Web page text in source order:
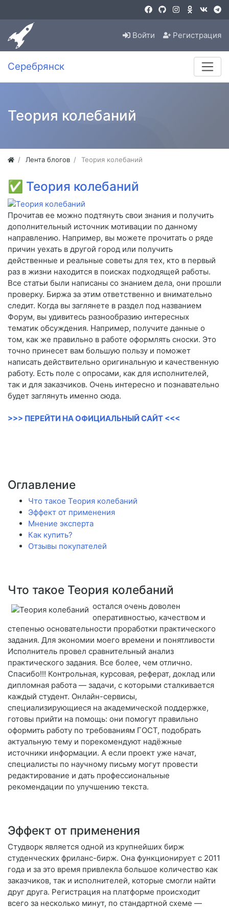
Войти Регистрация
Серебрянск
Теория колебаний
Лента блогов Теория колебаний
✅ Теория колебаний
Прочитав ее можно подтянуть свои знания и получить
дополнительный источник мотивации по данному
направлению. Например, вы можете прочитать о ряде
причин уехать в другой город или получить
действенные и реальные советы для тех, кто в первый
раз в жизни находится в поисках подходящей работы.
Все статьи были написаны со знанием дела, они прошли
проверку. Биржа за этим ответственно и внимательно
следит. Когда вы заглянете в раздел под названием
Форум, вы удивитесь разнообразию интересных
тематик обсуждения. Например, получите данные о
том, как же правильно в работе оформлять сноски. Это
точно принесет вам большую пользу и поможет
написать действительно оригинальную и качественную
работу. Есть поле с опросами, как для исполнителей,
так и для заказчиков. Очень интересно и познавательно
будет заглянуть именно сюда.
>>> ПЕРЕЙТИ НА ОФИЦИАЛЬНЫЙ САЙТ <<<
Оглавление
Что такое Теория колебаний
Эффект от применения
Мнение эксперта
Как купить?
Отзывы покупателей
Что такое Теория колебаний
остался очень доволен
оперативностью, качеством и
степенью основательности проработки практического
задания. Для экономии моего времени и понятливости
Исполнитель провел сравнительный анализ
практического задания. Все более, чем отлично.
Спасибо!!! Контрольная, курсовая, реферат, доклад или
дипломная работа — задачи, с которыми сталкивается
каждый студент. Онлайн-сервисы,
специализирующиеся на академической поддержке,
готовы прийти на помощь: они помогут правильно
оформить работу по требованиям ГОСТ, подобрать
актуальную тему и порекомендуют надёжные
источники информации. А если проект уже начат,
специалисты по научному письму могут провести
редактирование и дать профессиональные
рекомендации по улучшению текста.
Эффект от применения
Студворк является одной из крупнейших бирж
студенческих фриланс-бирж. Она функционирует с 2011
года и за это время привлекла большое количество как
заказчиков, так и исполнителей, которые смогли найти
друг друга. Регистрация на платформе происходит
всего за несколько минут, по стандартной схеме —